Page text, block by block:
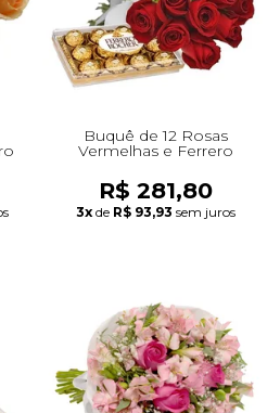
Buquê de 12 Rosas
Vermelhas e Ferrero
R$ 281,80
3x de R$ 93,93 sem juros